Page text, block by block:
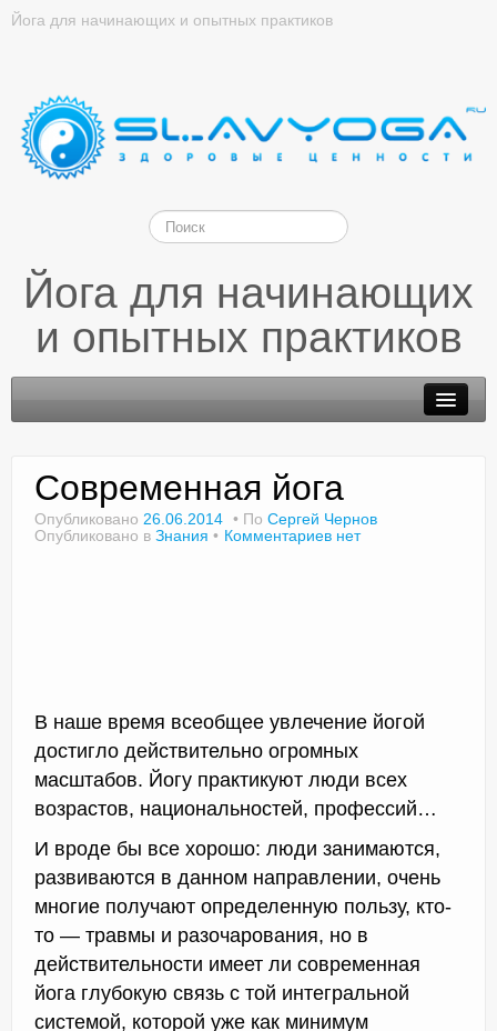
Йога для начинающих и опытных практиков
Йога для начинающих
и опытных практиков
Йога для начинающих
Триггерные точки
Контакты
Современная йога
Опубликовано 26.06.2014 По Сергей Чернов
Опубликовано в Знания Комментариев нет
В наше время всеобщее увлечение йогой
достигло действительно огромных
масштабов. Йогу практикуют люди всех
возрастов, национальностей, профессий…
И вроде бы все хорошо: люди занимаются,
развиваются в данном направлении, очень
многие получают определенную пользу, кто-
то — травмы и разочарования, но в
действительности имеет ли современная
йога глубокую связь с той интегральной
системой, которой уже как минимум